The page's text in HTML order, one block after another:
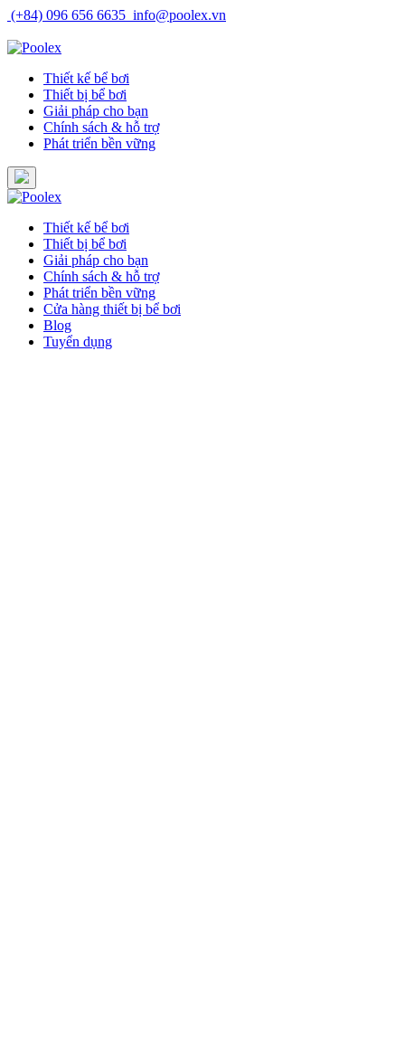
Skip
content
(+84) 096 656 6635 info@poolex.vn
Thiết kế bể bơi
Thiết bị bể bơi
Giải pháp cho bạn
Chính sách & hỗ trợ
Phát triển bền vững
Thiết kế bể bơi
Thiết bị bể bơi
Giải pháp cho bạn
Chính sách & hỗ trợ
Phát triển bền vững
Cửa hàng thiết bị bể bơi
Blog
Tuyển dụng